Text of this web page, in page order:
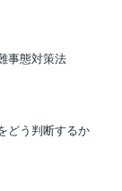
事態対策法
どう判断するか